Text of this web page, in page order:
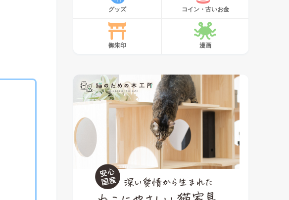
グッズ コイン・古いお金
御朱印 漫画